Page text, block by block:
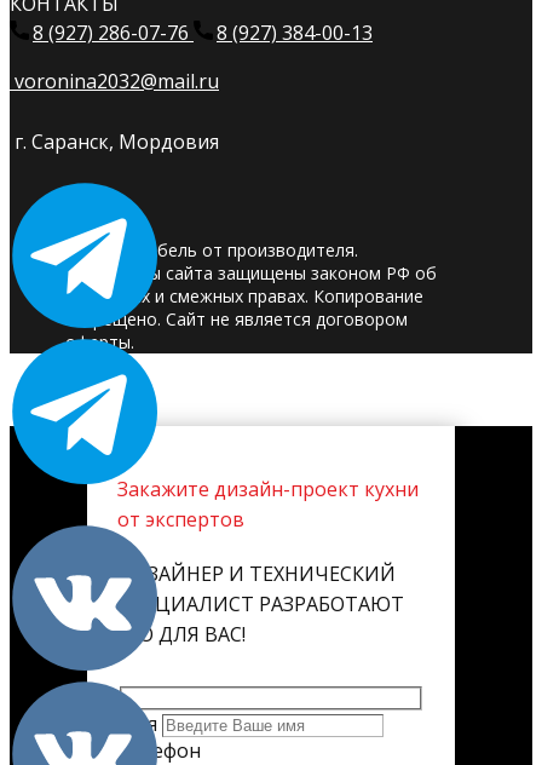
8 (927) 286-07-76
8 (927) 384-00-13
voronina2032@mail.ru
г. Саранск, Мордовия
© 2025. Мебель от производителя.
Материалы сайта защищены законом РФ об
авторских и смежных правах. Копирование
запрещено. Сайт не является договором
оферты.
Закажите дизайн-проект кухни
от экспертов
ДИЗАЙНЕР И ТЕХНИЧЕСКИЙ
СПЕЦИАЛИСТ РАЗРАБОТАЮТ
ЕГО ДЛЯ ВАС!
Имя
Телефон